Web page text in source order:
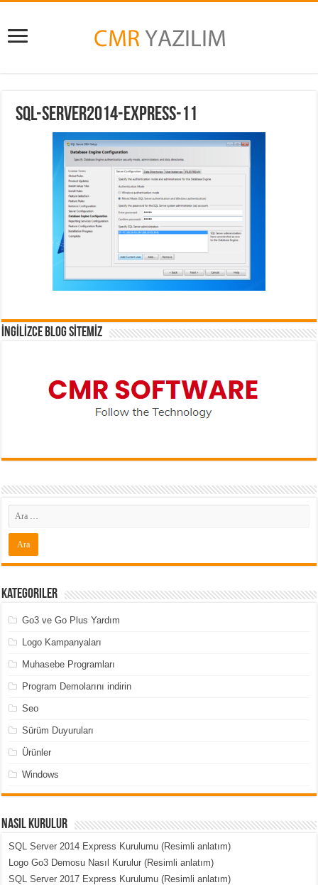
sql-server2014-express-11
İNGİLİZCE BLOG SİTEMİZ
Kategoriler
Go3 ve Go Plus Yardım
Logo Kampanyaları
Muhasebe Programları
Program Demolarını indirin
Seo
Sürüm Duyuruları
Ürünler
Windows
Nasıl Kurulur
SQL Server 2014 Express Kurulumu (Resimli anlatım)
Logo Go3 Demosu Nasıl Kurulur (Resimli anlatım)
SQL Server 2017 Express Kurulumu (Resimli anlatım)